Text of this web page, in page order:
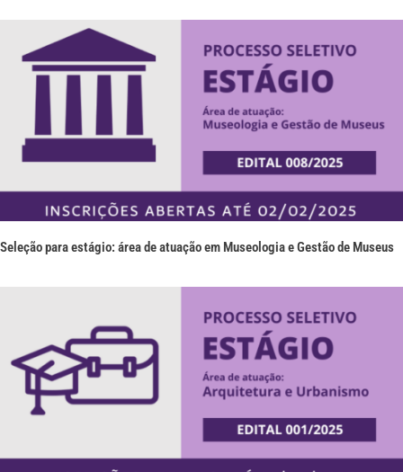
Seleção para estágio: área de atuação em Museologia e Gestão de Museus